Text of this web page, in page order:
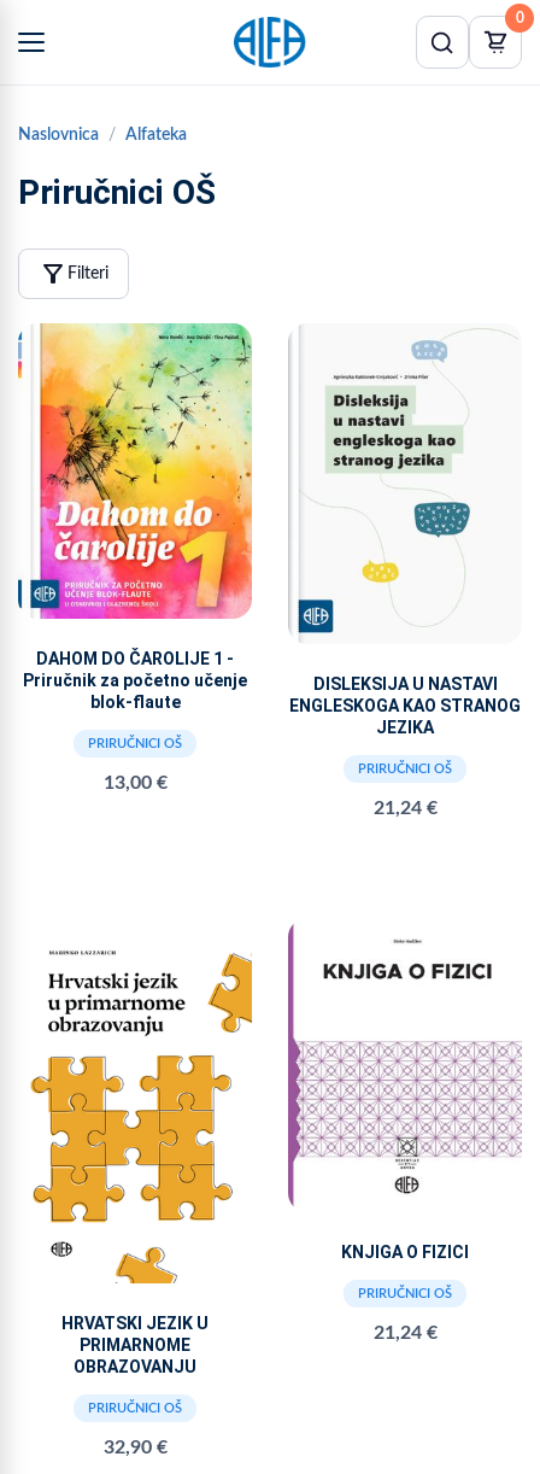
0
Naslovnica Alfateka
Priručnici OŠ
filter_alt Filteri
DAHOM DO ČAROLIJE 1 -
Priručnik za početno učenje
blok-flaute
PRIRUČNICI OŠ
13,00 €
DISLEKSIJA U NASTAVI
ENGLESKOGA KAO STRANOG
JEZIKA
PRIRUČNICI OŠ
21,24 €
HRVATSKI JEZIK U
PRIMARNOME
OBRAZOVANJU
PRIRUČNICI OŠ
32,90 €
KNJIGA O FIZICI
PRIRUČNICI OŠ
21,24 €